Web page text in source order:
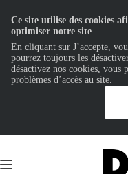
contenu
Ce site utilise des cookies
optimiser notre site
En cliquant sur J’accepte,
pourrez toujours les
désactivez nos cookies, vous
problèmes d’accès au site.